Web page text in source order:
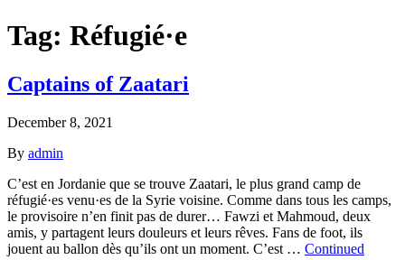
Tag: Réfugié·e
Captains of Zaatari
December 8, 2021
By admin
C’est en Jordanie que se trouve Zaatari, le plus grand camp de
réfugié·es venu·es de la Syrie voisine. Comme dans tous les camps,
le provisoire n’en finit pas de durer… Fawzi et Mahmoud, deux
amis, y partagent leurs douleurs et leurs rêves. Fans de foot, ils
jouent au ballon dès qu’ils ont un moment. C’est … Continued